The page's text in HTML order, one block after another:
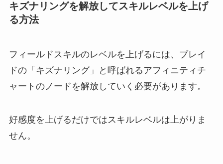
キズナリングを解放してスキルレベルを上げ
る方法
フィールドスキルのレベルを上げるには、ブレイ
ドの「キズナリング」と呼ばれるアフィニティチ
ャートのノードを解放していく必要があります。
好感度を上げるだけではスキルレベルは上がりま
せん。